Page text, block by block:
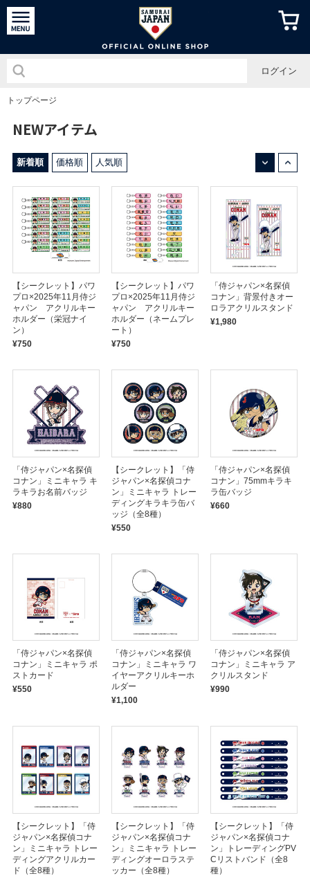
侍ジャパ
ログイン
トップページ
NEWアイテム
新着順 価格順 人気順
【シークレット】パワ
プロ×2025年11月侍ジ
ャパン アクリルキー
ホルダー（栄冠ナイ
ン）
¥750
【シークレット】パワ
プロ×2025年11月侍ジ
ャパン アクリルキー
ホルダー（ネームプレ
ート）
¥750
「侍ジャパン×名探偵
コナン」背景付きオー
ロラアクリルスタンド
¥1,980
「侍ジャパン×名探偵
コナン」ミニキャラ キ
ラキラお名前バッジ
¥880
【シークレット】「侍
ジャパン×名探偵コナ
ン」ミニキャラ トレー
ディングキラキラ缶バ
ッジ（全8種）
¥550
「侍ジャパン×名探偵
コナン」75mmキラキ
ラ缶バッジ
¥660
「侍ジャパン×名探偵
コナン」ミニキャラ ポ
ストカード
¥550
「侍ジャパン×名探偵
コナン」ミニキャラ ワ
イヤーアクリルキーホ
ルダー
¥1,100
「侍ジャパン×名探偵
コナン」ミニキャラ ア
クリルスタンド
¥990
【シークレット】「侍
ジャパン×名探偵コナ
ン」ミニキャラ トレー
ディングアクリルカー
ド（全8種）
【シークレット】「侍
ジャパン×名探偵コナ
ン」ミニキャラ トレー
ディングオーロラステ
ッカー（全8種）
【シークレット】「侍
ジャパン×名探偵コナ
ン」トレーディングPV
Cリストバンド（全8
種）